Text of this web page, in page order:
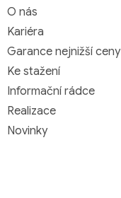
O nás
Kariéra
Garance nejnižší ceny
Ke stažení
Informační rádce
Realizace
Novinky